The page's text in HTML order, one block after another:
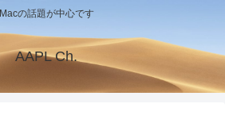
Macの話題が中心です
AAPL Ch.